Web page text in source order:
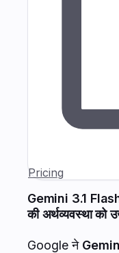
Pricing
Gemini 3.1
की अर्थव्यवस्था को
Google ने